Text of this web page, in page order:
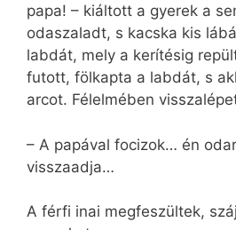
papa! – kiáltott a gyerek a
odaszaladt, s kacska kis
labdát, mely a kerítésig
futott, fölkapta a labdát, s
arcot. Félelmében
– A papával focizok… én
visszaadja…
A férfi inai megfeszültek,